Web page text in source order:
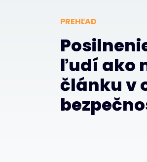
PREHĽAD
ľudí ako
článku v